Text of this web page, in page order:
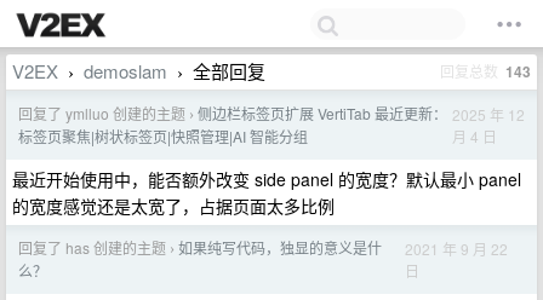
V2EX › demoslam › 全部回复 回复总数 143
回复了 ymlluo 创建的主题 › 侧边栏标签页扩展 VertiTab 最近更新：
标签页聚焦|树状标签页|快照管理|AI 智能分组
2025 年 12
月 4 日
最近开始使用中，能否额外改变 side panel 的宽度？默认最小 panel
的宽度感觉还是太宽了，占据页面太多比例
回复了 has 创建的主题 › 如果纯写代码，独显的意义是什
么？
2021 年 9 月 22
日